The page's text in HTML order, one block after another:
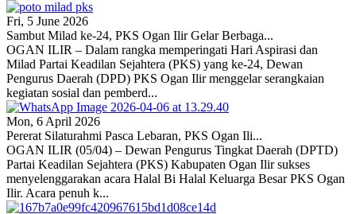
Fri, 5 June 2026
Sambut Milad ke-24, PKS Ogan Ilir Gelar Berbaga...
OGAN ILIR – Dalam rangka memperingati Hari Aspirasi dan
Milad Partai Keadilan Sejahtera (PKS) yang ke-24, Dewan
Pengurus Daerah (DPD) PKS Ogan Ilir menggelar serangkaian
kegiatan sosial dan pemberd...
Mon, 6 April 2026
Pererat Silaturahmi Pasca Lebaran, PKS Ogan Ili...
OGAN ILIR (05/04) – Dewan Pengurus Tingkat Daerah (DPTD)
Partai Keadilan Sejahtera (PKS) Kabupaten Ogan Ilir sukses
menyelenggarakan acara Halal Bi Halal Keluarga Besar PKS Ogan
Ilir. Acara penuh k...